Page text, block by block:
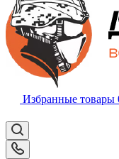
Избранные товары